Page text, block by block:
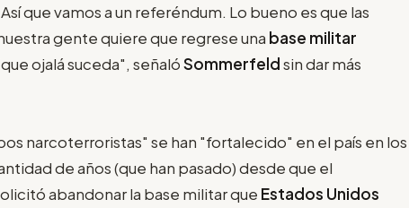
que vamos a un referéndum. Lo bueno es que las
gente quiere que regrese una base militar
que ojalá suceda", señalóSommerfeldsin dar más
narcoterroristas" se han "fortalecido" en el país en los
de años (que han pasado) desde que el
abandonar la base militar que Estados Unidos